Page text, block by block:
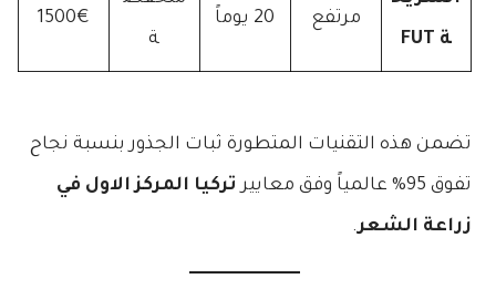
ة FUT
مرتفع 20 يوماً
ة
1500€
تضمن هذه التقنيات المتطورة ثبات الجذور بنسبة نجاح
تفوق 95% عالمياً وفق معايير تركيا المركز الاول في
زراعة الشعر.